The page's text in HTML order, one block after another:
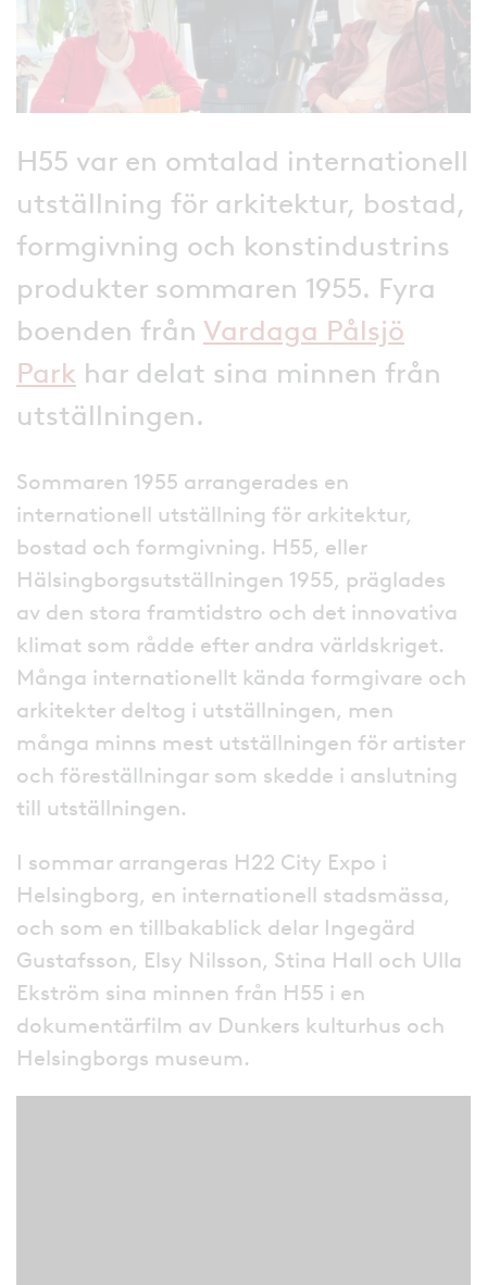
H55 var en omtalad internationell
utställning för arkitektur, bostad,
formgivning och konstindustrins
produkter sommaren 1955. Fyra
boenden från Vardaga Pålsjö
Park har delat sina minnen från
utställningen.
Sommaren 1955 arrangerades en
internationell utställning för arkitektur,
bostad och formgivning. H55, eller
Hälsingborgsutställningen 1955, präglades
av den stora framtidstro och det innovativa
klimat som rådde efter andra världskriget.
Många internationellt kända formgivare och
arkitekter deltog i utställningen, men
många minns mest utställningen för artister
och föreställningar som skedde i anslutning
till utställningen.
I sommar arrangeras H22 City Expo i
Helsingborg, en internationell stadsmässa,
och som en tillbakablick delar Ingegärd
Gustafsson, Elsy Nilsson, Stina Hall och Ulla
Ekström sina minnen från H55 i en
dokumentärfilm av Dunkers kulturhus och
Helsingborgs museum.